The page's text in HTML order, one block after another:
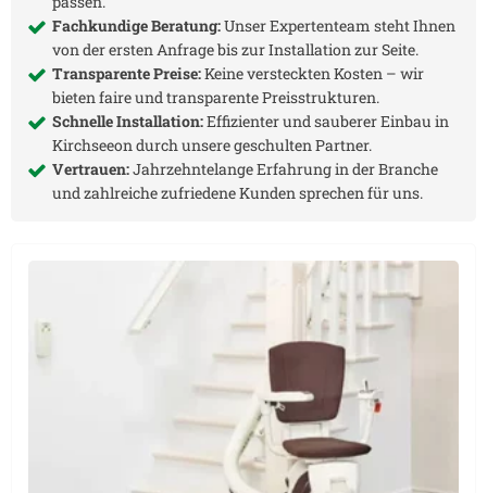
Fachkundige Beratung:Unser Expertenteam steht Ihnen
von der ersten Anfrage bis zur Installation zur Seite.
Transparente Preise:Keine versteckten Kosten – wir
bieten faire und transparente Preisstrukturen.
Schnelle Installation:Effizienter und sauberer Einbau in
Kirchseeondurch unsere geschulten Partner.
Vertrauen:Jahrzehntelange Erfahrung in der Branche
und zahlreiche zufriedene Kunden sprechen für uns.